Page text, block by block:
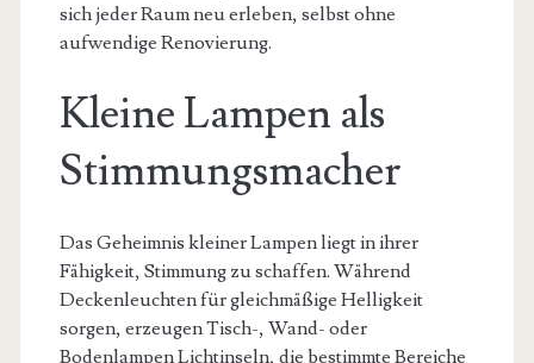
sich jeder Raum neu erleben, selbst ohne
aufwendige Renovierung.
Kleine Lampen als
Stimmungsmacher
Das Geheimnis kleiner Lampen liegt in ihrer
Fähigkeit, Stimmung zu schaffen. Während
Deckenleuchten für gleichmäßige Helligkeit
sorgen, erzeugen Tisch-, Wand- oder
Bodenlampen Lichtinseln, die bestimmte Bereiche